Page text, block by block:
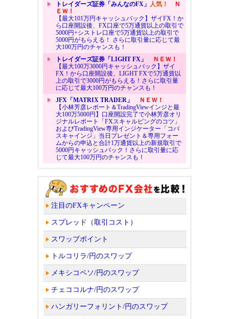
トレイダーズ証券「みんなのFX」 人気！
Ｎ
ＥＷ！
【最大101万円キャッシュバック】ザイFX！か
ら口座開設後、FX口座で5万通貨以上の取引で
5000円+シストレ口座で5万通貨以上の取引で
5000円がもらえる！ さらに取引量に応じて最
大100万円のチャンスも！
トレイダーズ証券「LIGHT FX」
ＮＥＷ！
【最大100万3000円キャッシュバック】ザイ
FX！から口座開設後、LIGHT FXで5万通貨以
上の取引で3000円がもらえる！さらに取引量
に応じて最大100万円のチャンスも！
JFX「MATRIX TRADER」
ＮＥＷ！
【小林芳彦レポート＆TradingViewインジと最
大100万5000円】口座開設完了で小林芳彦オリ
ジナルレポート「FXスキャルピングのコツ」
およびTradingView専用インジケーター「コバ
スキャインジ」当日プレゼント＆専用フォー
ムからの申込と合計1万通貨以上の新規取引で
5000円キャッシュバック！さらに取引量に応
じて最大100万円のチャンスも！
注目のFXキャンペーン
スプレッド（取引コスト）
スワップポイント
トルコリラ/円のスワップ
メキシコペソ/円のスワップ
チェココルナ/円のスワップ
ハンガリーフォリント/円のスワップ